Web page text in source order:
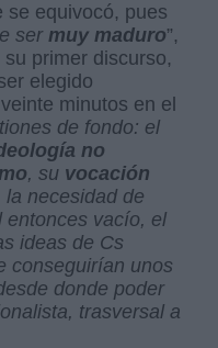
se equivocó, pues
sermuy maduro”,
primer discurso,
elegido
minutos en el
de fondo: el
no
, su vocación
la necesidad de
entonces vacío, el
ideas de Cs
conseguirían unos
donde poder
trasversal a